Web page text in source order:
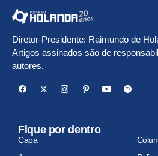
Diretor-Presidente: Raimundo de
Artigos assinados são de
autores.
Fique por dentro
Capa